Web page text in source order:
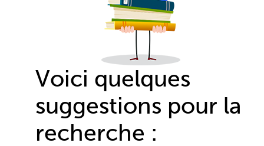
Voici quelques
suggestions pour la
recherche :